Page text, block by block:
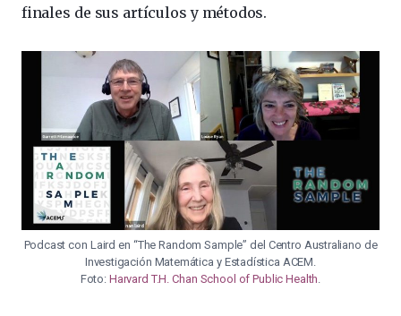
finales de sus artículos y métodos.
Podcast con Laird en “The Random Sample” del Centro Australiano de
Investigación Matemática y Estadística ACEM.
Foto:Harvard T.H. Chan School of Public Health.